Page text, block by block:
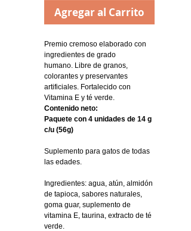
Agregar al Carrito
Premio cremoso elaborado con
ingredientes de grado
humano. Libre de granos,
colorantes y preservantes
artificiales. Fortalecido con
Vitamina E y té verde.
Contenido neto:
Paquete con 4 unidades de 14 g
c/u (56g)
Suplemento para gatos de todas
las edades.
Ingredientes: agua, atún, almidón
de tapioca, sabores naturales,
goma guar, suplemento de
vitamina E, taurina, extracto de té
verde.